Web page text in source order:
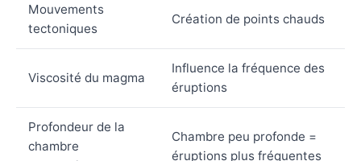
Mouvements
tectoniques
Création de points chauds
Viscosité du magma
Influence la fréquence des
éruptions
Profondeur de la
chambre
Chambre peu profonde =
éruptions plus fréquentes